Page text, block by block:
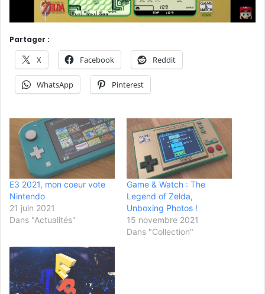
Partager :
X Facebook Reddit
WhatsApp Pinterest
E3 2021, mon coeur vote
Nintendo
21 juin 2021
Dans "Actualités"
Game & Watch : The
Legend of Zelda,
Unboxing Photos !
15 novembre 2021
Dans "Collection"